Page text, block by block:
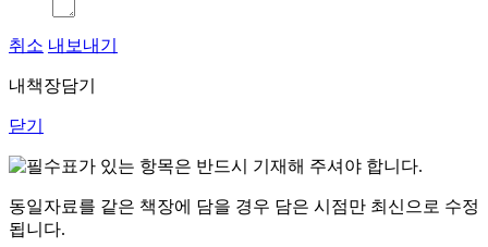
취소 내보내기
내책장담기
닫기
표가 있는 항목은 반드시 기재해 주셔야 합니다.
동일자료를 같은 책장에 담을 경우 담은 시점만 최신으로 수정
됩니다.